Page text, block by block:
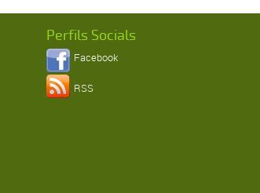
Perfils Socials
Facebook
RSS